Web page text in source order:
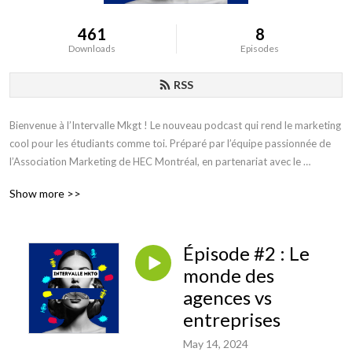
461
Downloads
8
Episodes
RSS
Bienvenue à l’Intervalle Mkgt ! Le nouveau podcast qui rend le marketing
cool pour les étudiants comme toi. Préparé par l’équipe passionnée de
l’Association Marketing de HEC Montréal, en partenariat avec le
du marketing sans te faire bâiller ! À chaque épisode, on reçoit deux pros
Show more >>
Épisode #2 : Le
monde des
agences vs
entreprises
May 14, 2024